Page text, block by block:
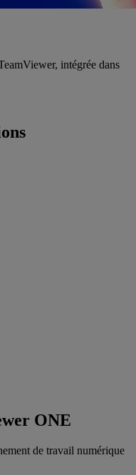
intégrée dans
ONE
de travail numérique